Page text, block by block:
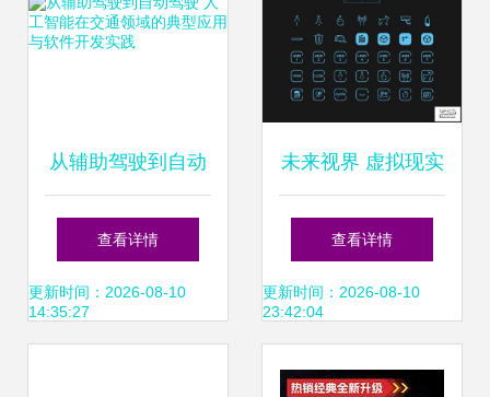
从辅助驾驶到自动
驾驶 人工智能在交
通领域的典型应用
查看详情
更新时间：2026-08-10
14:35:27
未来视界 虚拟现实
与人工智能跨界公
司的VI设计策略
查看详情
更新时间：2026-08-10
23:42:04